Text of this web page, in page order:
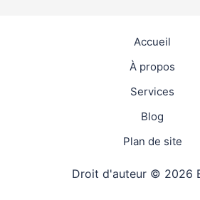
Accueil
À propos
Services
Blog
Plan de site
Droit d'auteur © 2026